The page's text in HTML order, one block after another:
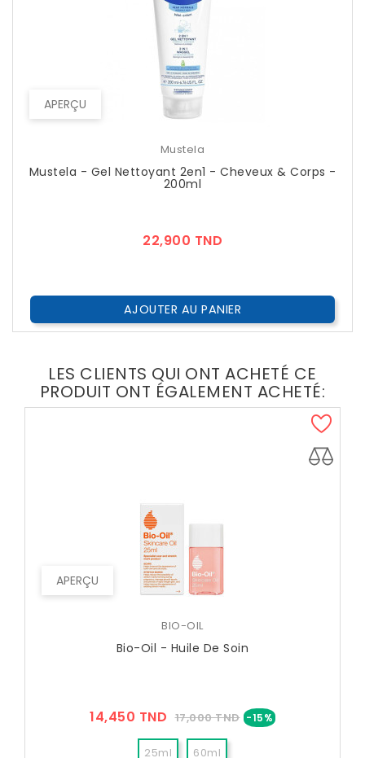
APERÇU
Mustela
Mustela - Gel Nettoyant 2en1 - Cheveux & Corps -
200ml
22,900 TND
AJOUTER AU PANIER
LES CLIENTS QUI ONT ACHETÉ CE
PRODUIT ONT ÉGALEMENT ACHETÉ:
APERÇU
BIO-OIL
Bio-Oil - Huile De Soin
14,450 TND Prix
Public
17,000 TND -15%Prix
25ml 60ml